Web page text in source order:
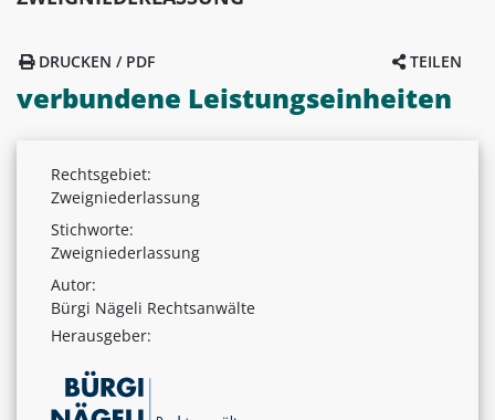
TEILEN
DRUCKEN / PDF
verbundene Leistungseinheiten
Rechtsgebiet:
Zweigniederlassung
Stichworte:
Zweigniederlassung
Autor:
Bürgi Nägeli Rechtsanwälte
Herausgeber: